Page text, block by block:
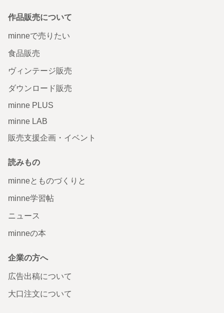
作品販売について
minneで売りたい
食品販売
ヴィンテージ販売
ダウンロード販売
minne PLUS
minne LAB
販売支援企画・イベント
読みもの
minneとものづくりと
minne学習帖
ニュース
minneの本
企業の方へ
広告出稿について
大口注文について